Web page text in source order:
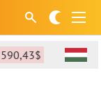
-0,53%